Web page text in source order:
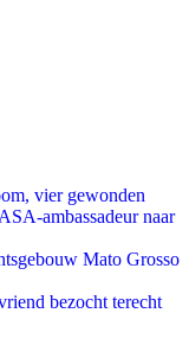
vier gewonden
ambassadeur naar
Mato Grosso
bezocht terecht